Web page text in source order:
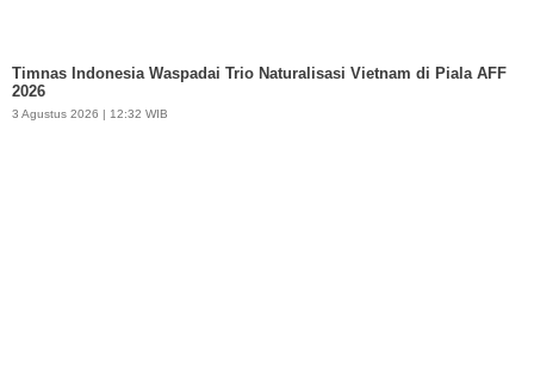
Timnas Indonesia Waspadai Trio Naturalisasi Vietnam di Piala AFF
2026
3 Agustus 2026 | 12:32 WIB